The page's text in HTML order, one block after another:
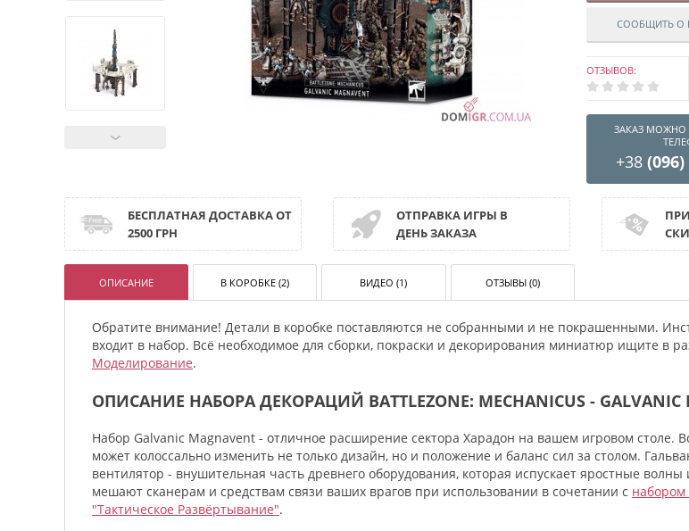
СООБЩИТЬ О
ОТЗЫВОВ:
ЗАКАЗ
+38 (096)
БЕСПЛАТНАЯ ДОСТАВКА ОТ
2500 ГРН
ОТПРАВКА ИГРЫ В
ДЕНЬ ЗАКАЗА
ОПИСАНИЕ В КОРОБКЕ (2) ВИДЕО (1) ОТЗЫВЫ (0)
Обратите внимание! Детали в коробке поставляются не собранными и не покрашенными.
входит в набор. Всё необходимое для сборки, покраски и декорирования миниатюр ищите в
Моделирование.
ОПИСАНИЕ НАБОРА ДЕКОРАЦИЙ BATTLEZONE: MECHANICUS - GALVANIC
Набор Galvanic Magnavent - отличное расширение сектора Харадон на вашем игровом столе.
может колоссально изменить не только дизайн, но и положение и баланс сил за столом.
вентилятор - внушительная часть древнего оборудования, которая испускает яростные волны
мешают сканерам и средствам связи ваших врагов при использовании в сочетании с набором
"Тактическое Развёртывание".